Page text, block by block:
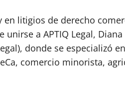
litigios de derecho
a APTIQ Legal,
donde se especializó
comercio minorista,